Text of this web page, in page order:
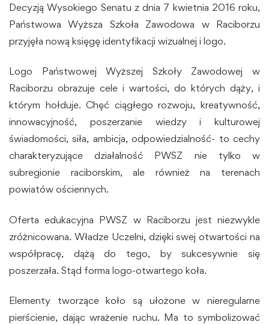
Decyzją Wysokiego Senatu z dnia 7 kwietnia 2016 roku,
Państwowa Wyższa Szkoła Zawodowa w Raciborzu
przyjęła nową księgę identyfikacji wizualnej i logo.
Logo Państwowej Wyższej Szkoły Zawodowej w
Raciborzu obrazuje cele i wartości, do których dąży, i
którym hołduje. Chęć ciągłego rozwoju, kreatywność,
innowacyjność, poszerzanie wiedzy i kulturowej
świadomości, siła, ambicja, odpowiedzialność- to cechy
charakteryzujące działalność PWSZ nie tylko w
subregionie raciborskim, ale również na terenach
powiatów ościennych.
Oferta edukacyjna PWSZ w Raciborzu jest niezwykle
zróżnicowana. Władze Uczelni, dzięki swej otwartości na
współpracę, dążą do tego, by sukcesywnie się
poszerzała. Stąd forma logo-otwartego koła.
Elementy tworzące koło są ułożone w nieregularne
pierścienie, dając wrażenie ruchu. Ma to symbolizować